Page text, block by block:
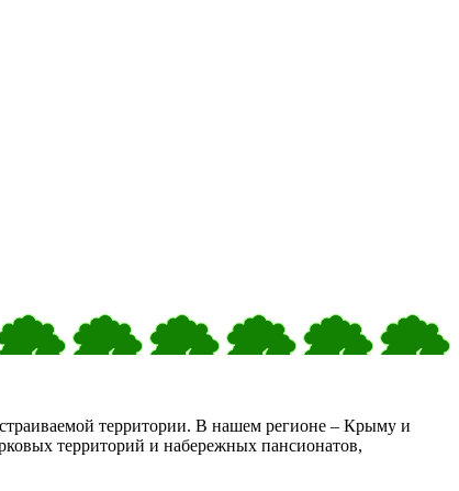
территории. В нашем регионе – Крыму и
территорий и набережных пансионатов,